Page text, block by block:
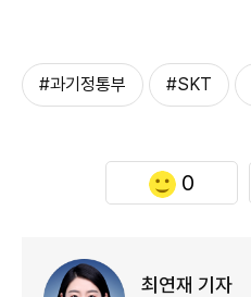
#과기정통부 #SKT
0
최연재 기자